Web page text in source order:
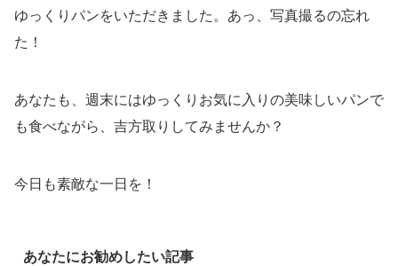
ゆっくりパンをいただきました。あっ、写真撮るの忘れ
た！
あなたも、週末にはゆっくりお気に入りの美味しいパンで
も食べながら、吉方取りしてみませんか？
今日も素敵な一日を！
あなたにお勧めしたい記事